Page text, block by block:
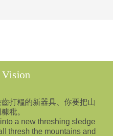
打糧的新器具、你要把山
秕。
a new threshing sledge
thresh the mountains and